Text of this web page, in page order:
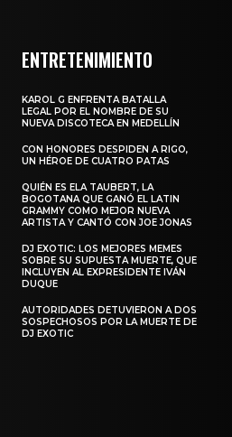
ENTRETENIMIENTO
KAROL G ENFRENTA BATALLA
LEGAL POR EL NOMBRE DE SU
NUEVA DISCOTECA EN MEDELLÍN
CON HONORES DESPIDEN A RIGO,
UN HÉROE DE CUATRO PATAS
QUIÉN ES ELA TAUBERT, LA
BOGOTANA QUE GANÓ EL LATIN
GRAMMY COMO MEJOR NUEVA
ARTISTA Y CANTÓ CON JOE JONAS
DJ EXOTIC: LOS MEJORES MEMES
SOBRE SU SUPUESTA MUERTE, QUE
INCLUYEN AL EXPRESIDENTE IVÁN
DUQUE
AUTORIDADES DETUVIERON A DOS
SOSPECHOSOS POR LA MUERTE DE
DJ EXOTIC